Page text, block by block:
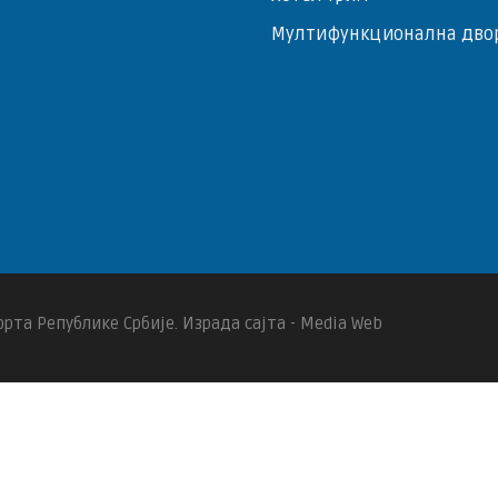
Мултифункционална
Републике Србије. Израда сајта - Media Web